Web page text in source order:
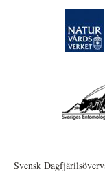
Svensk